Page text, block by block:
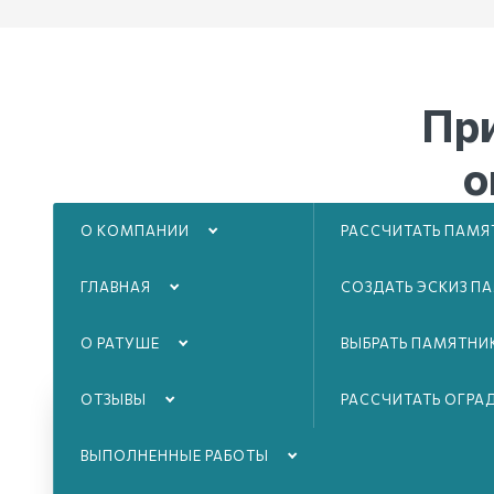
О КОМПАНИИ
ГЛАВНАЯ
О РАТУШЕ
ОТЗЫВЫ
ВЫПОЛНЕННЫЕ РАБОТЫ
РАССЧИТАТЬ
СОЗДАТЬ ЭСКИЗ
ВЫБРАТЬ
РАССЧИТАТЬ